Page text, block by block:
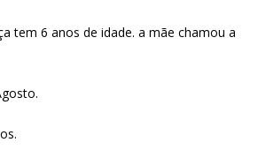
tem 6 anos de idade. a mãe chamou a